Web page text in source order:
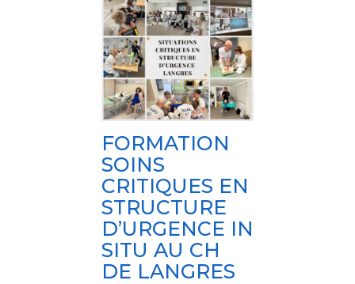
FORMATION
SOINS
CRITIQUES EN
STRUCTURE
D’URGENCE IN
SITU AU CH
DE LANGRES